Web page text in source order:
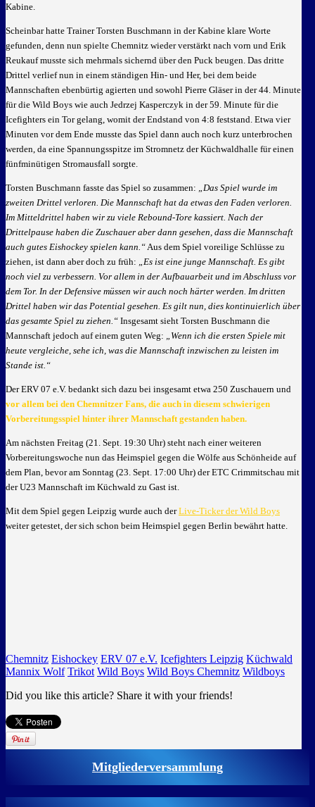
Kabine.
Scheinbar hatte Trainer Torsten Buschmann in der Kabine klare Worte
gefunden, denn nun spielte Chemnitz wieder verstärkt nach vorn und Erik
Reukauf musste sich mehrmals sichernd über den Puck beugen. Das dritte
Drittel verlief nun in einem ständigen Hin- und Her, bei dem beide
Mannschaften ebenbürtig agierten und sowohl Pierre Gläser in der 44. Minute
für die Wild Boys wie auch Jedrzej Kasperczyk in der 59. Minute für die
Icefighters ein Tor gelang, womit der Endstand von 4:8 feststand. Etwa vier
Minuten vor dem Ende musste das Spiel dann auch noch kurz unterbrochen
werden, da eine Spannungsspitze im Stromnetz der Küchwaldhalle für einen
fünfminütigen Stromausfall sorgte.
Torsten Buschmann fasste das Spiel so zusammen: „Das Spiel wurde im
zweiten Drittel verloren. Die Mannschaft hat da etwas den Faden verloren.
Im Mitteldrittel haben wir zu viele Rebound-Tore kassiert. Nach der
Drittelpause haben die Zuschauer aber dann gesehen, dass die Mannschaft
auch gutes Eishockey spielen kann.“Aus dem Spiel voreilige Schlüsse zu
ziehen, ist dann aber doch zu früh: „Es ist eine junge Mannschaft. Es gibt
noch viel zu verbessern. Vor allem in der Aufbauarbeit und im Abschluss vor
dem Tor. In der Defensive müssen wir auch noch härter werden. Im dritten
Drittel haben wir das Potential gesehen. Es gilt nun, dies kontinuierlich über
das gesamte Spiel zu ziehen.“ Insgesamt sieht Torsten Buschmann die
Mannschaft jedoch auf einem guten Weg: „Wenn ich die ersten Spiele mit
heute vergleiche, sehe ich, was die Mannschaft inzwischen zu leisten im
Stande ist.“
Der ERV 07 e.V. bedankt sich dazu bei insgesamt etwa 250 Zuschauern und
vor allem bei den Chemnitzer Fans, die auch in diesem schwierigen
Vorbereitungsspiel hinter ihrer Mannschaft gestanden haben.
Am nächsten Freitag (21. Sept. 19:30 Uhr) steht nach einer weiteren
Vorbereitungswoche nun das Heimspiel gegen die Wölfe aus Schönheide auf
dem Plan, bevor am Sonntag (23. Sept. 17:00 Uhr) der ETC Crimmitschau mit
der U23 Mannschaft im Küchwald zu Gast ist.
Mit dem Spiel gegen Leipzig wurde auch derLive-Ticker der Wild Boys
weiter getestet, der sich schon beim Heimspiel gegen Berlin bewährt hatte.
Chemnitz Eishockey ERV 07 e.V. Icefighters Leipzig Küchwald
Mannix Wolf Trikot Wild Boys Wild Boys Chemnitz Wildboys
Did you like this article? Share it with your friends!
Mitgliederversammlung